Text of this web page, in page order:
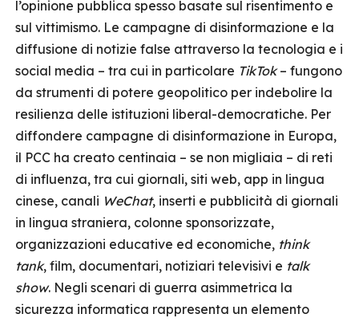
l’opinione pubblica spesso basate sul risentimento e
sul vittimismo. Le campagne di disinformazione e la
diffusione di notizie false attraverso la tecnologia e i
social media – tra cui in particolare TikTok– fungono
da strumenti di potere geopolitico per indebolire la
resilienza delle istituzioni liberal-democratiche. Per
diffondere campagne di disinformazione in Europa,
il PCC ha creato centinaia – se non migliaia – di reti
di influenza, tra cui giornali, siti web, app in lingua
cinese, canali WeChat, inserti e pubblicità di giornali
in lingua straniera, colonne sponsorizzate,
organizzazioni educative ed economiche, think
tank, film, documentari, notiziari televisivi e talk
show. Negli scenari di guerra asimmetrica la
sicurezza informatica rappresenta un elemento